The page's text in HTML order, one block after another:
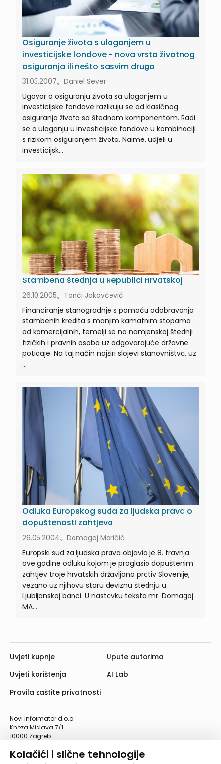
Kolačići i slične tehnologije
Osiguranje života s ulaganjem u
investicijske fondove - nova vrsta životnog
osiguranja ili nešto sasvim drugo
31.03.2007., Daniel Sever
Ugovor o osiguranju života sa ulaganjem u
investicijske fondove razlikuju se od klasičnog
osiguranja života sa štednom komponentom. Radi
se o ulaganju u investicijske fondove u kombinaciji
s rizikom osiguranjem života. Naime, udjeli u
investicijsk...
Stambena štednja u Republici Hrvatskoj
26.10.2005., Tonči Jakovčević
Financiranje stanogradnje s pomoću odobravanja
stambenih kredita s manjim kamatnim stopama
od komercijalnih, temelji se na namjenskoj štednji
fizičkih i pravnih osoba uz odgovarajuće državne
poticaje. Na taj način najširi slojevi stanovništva, uz
...
Odluka Europskog suda za ljudska prava o
dopuštenosti zahtjeva
26.05.2004., Domagoj Maričić
Europski sud za ljudska prava objavio je 8. travnja
ove godine odluku kojom je proglasio dopuštenim
zahtjev troje hrvatskih državljana protiv Slovenije,
vezano uz njihovu staru deviznu štednju u
Ljubljanskoj banci. U nastavku teksta mr. Domagoj
MA...
Novi informator d.o.o.
Kneza Mislava 7/1
10000 Zagreb
Telefaks: 01/4612-553
Uvjeti kupnje
Uvjeti korištenja
Pravila zaštite privatnosti
Upute autorima
AI Lab